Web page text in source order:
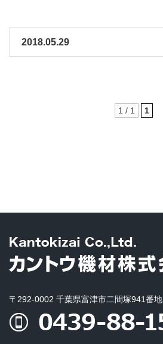
2018.05.29
1 / 1 1
〒292-0002 千葉県富津市二間塚941番地